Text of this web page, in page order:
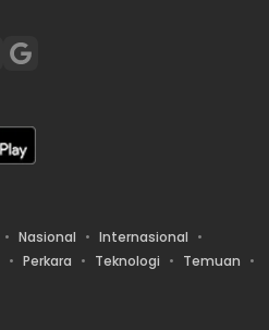
Nasional
Internasional
Perkara Teknologi
Temuan